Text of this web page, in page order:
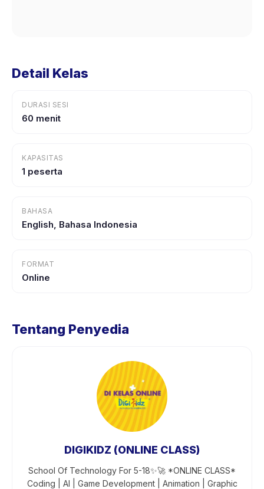
Detail Kelas
DURASI SESI
60 menit
KAPASITAS
1 peserta
BAHASA
English, Bahasa Indonesia
FORMAT
Online
Tentang Penyedia
DIGIKIDZ (ONLINE CLASS)
School Of Technology For 5-18✨🚀 *ONLINE CLASS*
Coding | AI | Game Development | Animation | Graphic